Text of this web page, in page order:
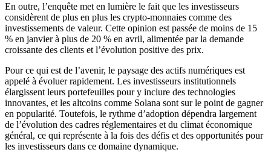
En outre, l’enquête met en lumière le fait que les investisseurs
considèrent de plus en plus les crypto-monnaies comme des
investissements de valeur. Cette opinion est passée de moins de 15
% en janvier à plus de 20 % en avril, alimentée par la demande
croissante des clients et l’évolution positive des prix.
Pour ce qui est de l’avenir, le paysage des actifs numériques est
appelé à évoluer rapidement. Les investisseurs institutionnels
élargissent leurs portefeuilles pour y inclure des technologies
innovantes, et les altcoins comme Solana sont sur le point de gagner
en popularité. Toutefois, le rythme d’adoption dépendra largement
de l’évolution des cadres réglementaires et du climat économique
général, ce qui représente à la fois des défis et des opportunités pour
les investisseurs dans ce domaine dynamique.